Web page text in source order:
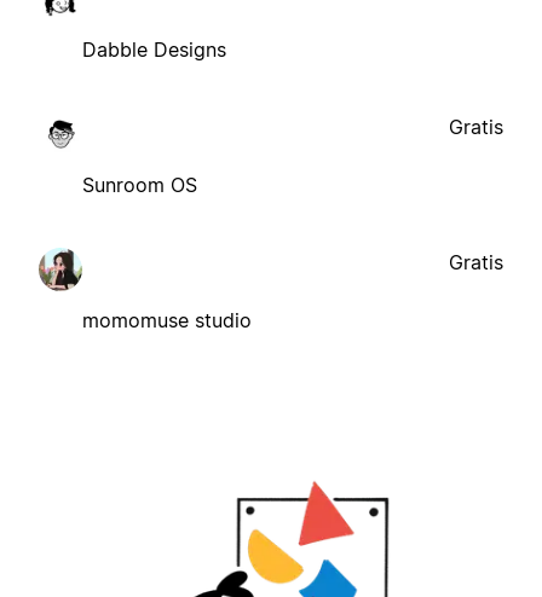
Dabble Designs
Sunroom OS
Gratis
momomuse studio
Gratis